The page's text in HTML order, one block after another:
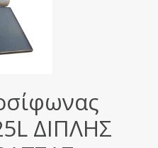
ΔΙΠΛΗΣ